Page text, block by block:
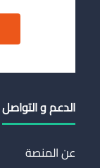
الدعم و التواصل
عن المنصة